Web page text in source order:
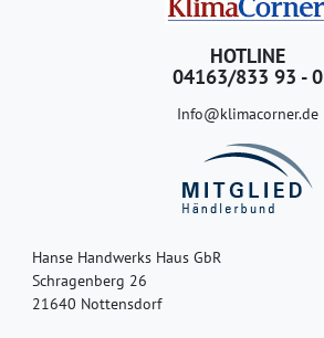
HOTLINE
04163/833 93 - 0
Info@klimacorner.de
Hanse Handwerks Haus GbR
Schragenberg 26
21640 Nottensdorf